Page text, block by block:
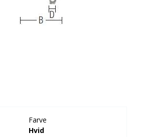
Farve
Hvid